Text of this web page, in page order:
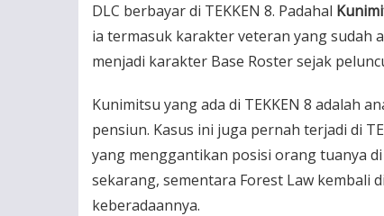
DLC berbayar di TEKKEN 8. Padahal
ia termasuk karakter veteran yang sudah
menjadi karakter Base Roster sejak
Kunimitsu yang ada di TEKKEN 8 adalah
pensiun. Kasus ini juga pernah terjadi di
yang menggantikan posisi orang tuanya
sekarang, sementara Forest Law kembali
keberadaannya.